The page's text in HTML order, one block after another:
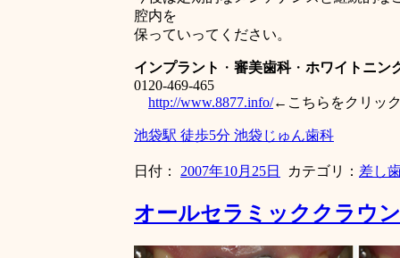
腔内を
保っていってください。
インプラント ・ 審美歯科・ ホワイトニン
0120-469-465
http://www.8877.info/←こちらをクリッ
池袋駅 徒歩5分 池袋じゅん歯科
日付： 2007年10月25日 カテゴリ： 差し
オールセラミッククラウ